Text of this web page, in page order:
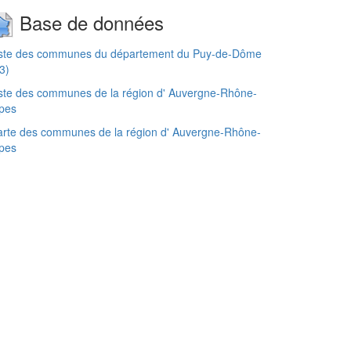
Base de données
des communes du département du Puy-de-Dôme
des communes de la région d' Auvergne-Rhône-
des communes de la région d' Auvergne-Rhône-